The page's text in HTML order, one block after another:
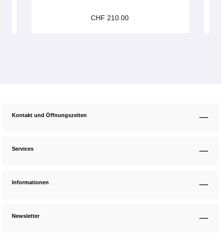
CHF 210.00
Kontakt und Öffnungszeiten
Services
Informationen
Newsletter